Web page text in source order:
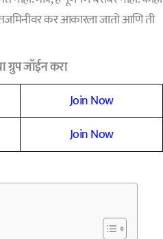
कर आकारला जातो आणि ती
ग्रुप जॉईन करा
Join Now
Join Now